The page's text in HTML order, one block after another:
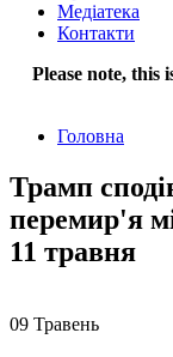
Медіатека
Контакти
Please note, this
Головна
Трамп
перемир'я
11 травня
09 Травень